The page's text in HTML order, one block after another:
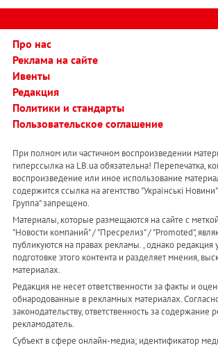
Про нас
Реклама на сайте
Ивенты
Редакция
Политики и стандарты
Пользовательское соглашение
При полном или частичном воспроизведении
гиперссылка на LB.ua обязательна! Перепечатка,
воспроизведение или иное использование
содержится ссылка на агентство "Українськi
Группа" запрещено.
Материалы, которые размещаются на сайте с
"Новости компаний" / "Пресрелиз" / "Promoted",
публикуются на правах рекламы. , однако редакция
подготовке этого контента и разделяет мнения,
материалах.
Редакция не несет ответственности за факты и
обнародованные в рекламных материалах.
законодательству, ответственность за содержание
рекламодатель.
Субъект в сфере онлайн-медиа; идентификатор